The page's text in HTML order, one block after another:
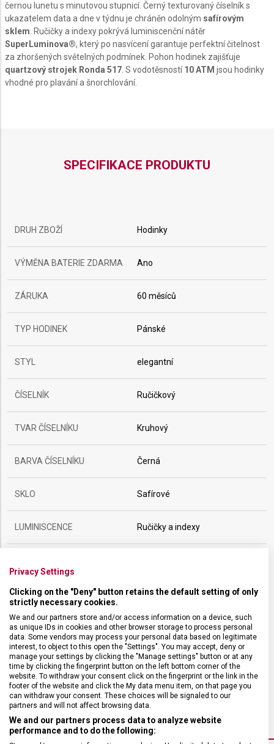
černou lunetu s minutovou stupnicí. Černý texturovaný číselník s
ukazatelem data a dne v týdnu je chráněn odolným safírovým
sklem . Ručičky a indexy pokrývá luminiscenční nátěr
SuperLuminova®, který po nasvícení garantuje perfektní čitelnost
za zhoršených světelných podmínek. Pohon hodinek zajišťuje
quartzový strojek Ronda 517 . S vodotěsností10 ATM jsou hodinky
vhodné pro plavání a šnorchlování.
SPECIFIKACE PRODUKTU
DRUH ZBOŽÍ Hodinky
VÝMĚNA BATERIE ZDARMA Ano
ZÁRUKA 60 měsíců
TYP HODINEK Pánské
STYL elegantní
ČÍSELNÍK Ručičkový
TVAR ČÍSELNÍKU Kruhový
BARVA ČÍSELNÍKU Černá
SKLO Safírové
LUMINISCENCE Ručičky a indexy
VODOTĚSNOST 100 m / 10 ATM
POHON Bateriový
HMOTNOST 95 g
FUNKCE datum, den v týdnu
Privacy Settings
Clicking on the "Deny" button retains the default setting of only
strictly necessary cookies.
We and our partners store and/or access information on a device, such
as unique IDs in cookies and other browser storage to process personal
data. Some vendors may process your personal data based on legitimate
interest, to object to this open the "Settings". You may accept, deny or
manage your settings by clicking the "Manage settings" button or at any
time by clicking the fingerprint button on the left bottom corner of the
website. To withdraw your consent click on the fingerprint or the link in the
footer of the website and click the My data menu item, on that page you
can withdraw your consent. These choices will be signaled to our
partners and will not affect browsing data.
We and our partners process data to analyze website
performance and to do the following: